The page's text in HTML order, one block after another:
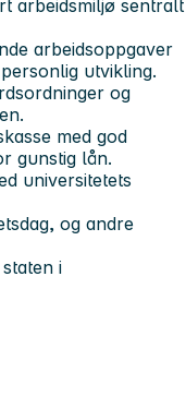
arbeidsmiljø sentralt
arbeidsoppgaver
utvikling.
og
med god
gunstig lån.
universitetets
og andre
i